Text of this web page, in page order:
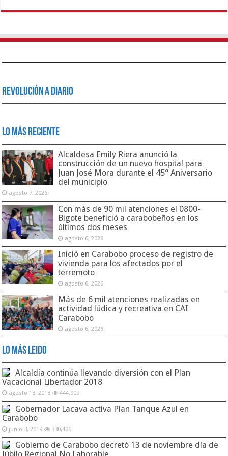
Revolución a Diario
Lo Más Reciente
Alcaldesa Emily Riera anunció la
construcción de un nuevo hospital para
Juan José Mora durante el 45° Aniversario
del municipio
agosto 7, 2026
Con más de 90 mil atenciones el 0800-
Bigote benefició a carabobeños en los
últimos dos meses
agosto 6, 2026
Inició en Carabobo proceso de registro de
vivienda para los afectados por el
terremoto
agosto 6, 2026
Más de 6 mil atenciones realizadas en
actividad lúdica y recreativa en CAI
Carabobo
agosto 6, 2026
Lo Más Leido
Alcaldía continúa llevando diversión con el Plan
Vacacional Libertador 2018
agosto 13, 2018 444,909
Gobernador Lacava activa Plan Tanque Azul en
Carabobo
junio 3, 2019 330,406
Gobierno de Carabobo decretó 13 de noviembre día de
Júbilo Regional No Laborable